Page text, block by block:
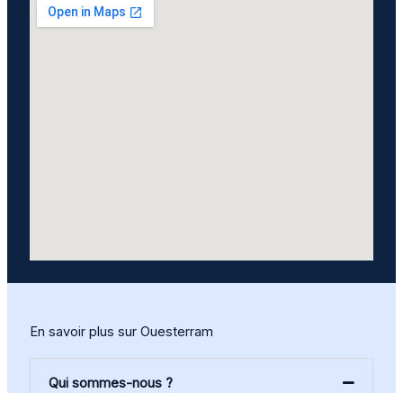
En savoir plus sur Ouesterram
Qui sommes-nous ?